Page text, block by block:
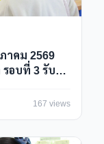
าคม 2569
อบที่ 3 รับ
167 views